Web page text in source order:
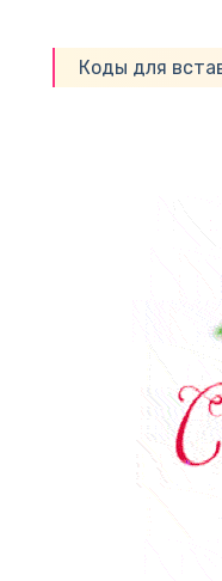
Коды для